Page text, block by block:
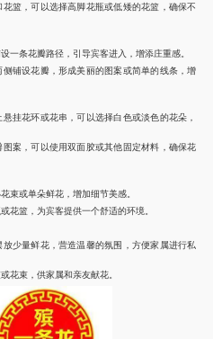
花篮，可以选择高脚花瓶或低矮的花篮，确保不
一条花瓣路径，引导宾客进入，增添庄重感。
侧铺设花瓣，形成美丽的图案或简单的线条，增
悬挂花环或花串，可以选择白色或淡色的花朵，
图案，可以使用双面胶或其他固定材料，确保花
束或单朵鲜花，增加细节美感。
花篮，为宾客提供一个舒适的环境。
放少量鲜花，营造温馨的氛围，方便家属进行私
花束，供家属和亲友献花。